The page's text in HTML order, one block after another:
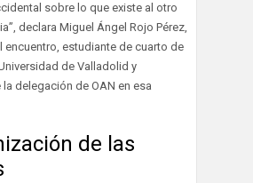
sobre lo que existe al otro
declara Miguel Ángel Rojo Pérez,
encuentro, estudiante de cuarto de
de Valladolid y
delegación de OAN en esa
de las